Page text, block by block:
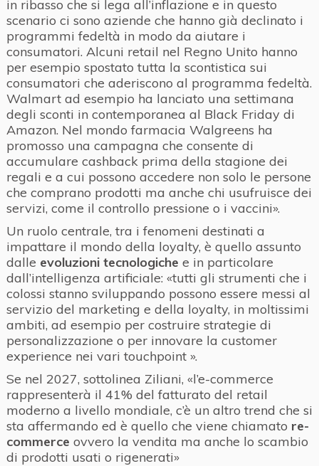
in ribasso che si lega all’inflazione e in questo
scenario ci sono aziende che hanno già declinato i
programmi fedeltà in modo da aiutare i
consumatori. Alcuni retail nel Regno Unito hanno
per esempio spostato tutta la scontistica sui
consumatori che aderiscono al programma fedeltà.
Walmart ad esempio ha lanciato una settimana
degli sconti in contemporanea al Black Friday di
Amazon. Nel mondo farmacia Walgreens ha
promosso una campagna che consente di
accumulare cashback prima della stagione dei
regali e a cui possono accedere non solo le persone
che comprano prodotti ma anche chi usufruisce dei
servizi, come il controllo pressione o i vaccini».
Un ruolo centrale, tra i fenomeni destinati a
impattare il mondo della loyalty, è quello assunto
dalle evoluzioni tecnologiche e in particolare
dall’intelligenza artificiale: «tutti gli strumenti che i
colossi stanno sviluppando possono essere messi al
servizio del marketing e della loyalty, in moltissimi
ambiti, ad esempio per costruire strategie di
personalizzazione o per innovare la customer
experience nei vari touchpoint ».
Se nel 2027, sottolinea Ziliani, «l’e-commerce
rappresenterà il 41% del fatturato del retail
moderno a livello mondiale, c’è un altro trend che si
sta affermando ed è quello che viene chiamato re-
commerce ovvero la vendita ma anche lo scambio
di prodotti usati o rigenerati»